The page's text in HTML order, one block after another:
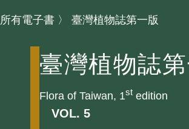
所有電子書 〉 臺灣植物誌第一版
臺灣植物誌第
Flora of Taiwan, 1st edition
VOL. 5